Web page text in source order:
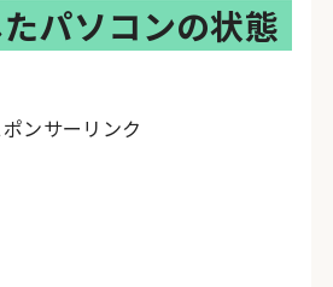
パソコンの状態
ンサーリンク